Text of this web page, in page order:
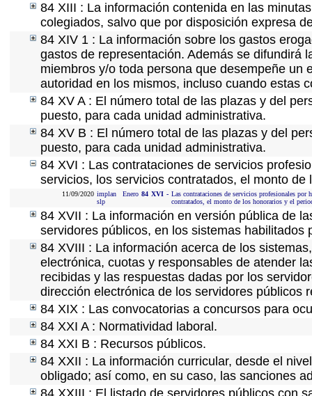
84 XIII : La información contenida en las
colegiados, salvo que por disposición expresa
84 XIV 1 : La información sobre los gastos
gastos de representación. Además se difundirá
miembros y/o toda persona que desempeñe
autoridad en los mismos, incluso cuando estas
84 XV A : El número total de las plazas y del
puesto, para cada unidad administrativa.
84 XV B : El número total de las plazas y del
puesto, para cada unidad administrativa.
84 XVI : Las contrataciones de servicios
servicios, los servicios contratados, el monto
11/09/2020 implan
slp
Enero 84 XVI - Las contrataciones de servicios profesionales por
contratados, el monto de los honorarios y el
84 XVII : La información en versión pública de
servidores públicos, en los sistemas habilitados
84 XVIII : La información acerca de los
electrónica, cuotas y responsables de atender
recibidas y las respuestas dadas por los
dirección electrónica de los servidores públicos
84 XIX : Las convocatorias a concursos para
84 XXI A : Normatividad laboral.
84 XXI B : Recursos públicos.
84 XXII : La información curricular, desde el
obligado; así como, en su caso, las sanciones
84 XXIII : El listado de servidores públicos con